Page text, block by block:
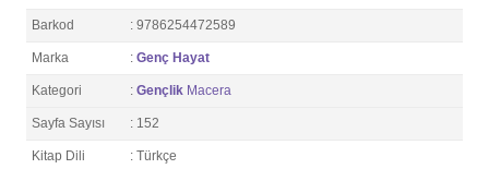
Barkod : 9786254472589
Marka : Genç Hayat
Kategori : Gençlik Macera
Sayfa Sayısı : 152
Kitap Dili : Türkçe